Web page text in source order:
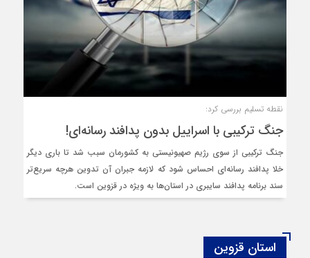
نقطه تسلیم بررسی کرد:
جنگ ترکیبی با اسراییل بدون پدافند رسانه‌ای!
جنگ ترکیبی از سوی رژیم صهیونیستی به کشورمان سبب شد تا باری دیگر
خلا پدافند رسانه‌ای احساس شود که لازمه جبران آن تدوین هرچه سریع‌تر
سند برنامه پدافند سایبری در استان‌ها به ویژه در قزوین است.
استان قزوین